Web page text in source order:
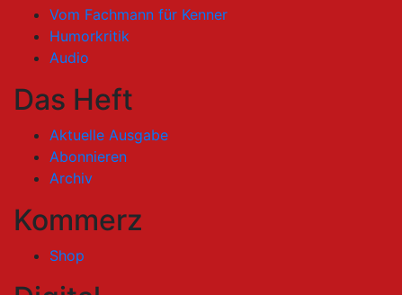
Vom Fachmann für Kenner
Humorkritik
Audio
Das Heft
Aktuelle Ausgabe
Abonnieren
Archiv
Kommerz
Shop